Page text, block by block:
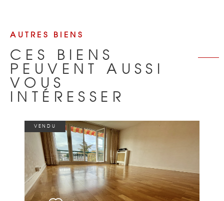
AUTRES BIENS
CES BIENS
PEUVENT AUSSI
VOUS
INTÉRESSER
VENDU
VOIR LE BIEN